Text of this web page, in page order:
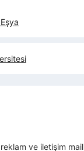
ve iletişim mail